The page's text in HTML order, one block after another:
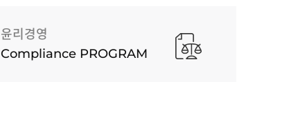
윤리경영
Compliance PROGRAM